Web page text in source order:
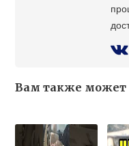
Вам также может